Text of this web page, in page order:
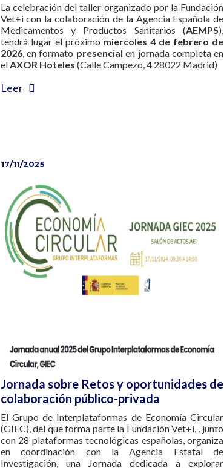
La celebración del taller organizado por la Fundación
Vet+i con la colaboración de la Agencia Española de
Medicamentos y Productos Sanitarios (AEMPS),
tendrá lugar el próximo miercoles 4 de febrero de
2026, en formato presencial en jornada completa en
el AXOR Hoteles (Calle Campezo, 4 28022 Madrid)
Leer
17/11/2025
Jornada sobre Retos y oportunidades de
colaboración público-privada
El Grupo de Interplataformas de Economía Circular
(GIEC), del que forma parte la Fundación Vet+i, , junto
con 28 plataformas tecnológicas españolas, organiza
en coordinación con la Agencia Estatal de
Investigación, una Jornada dedicada a explorar